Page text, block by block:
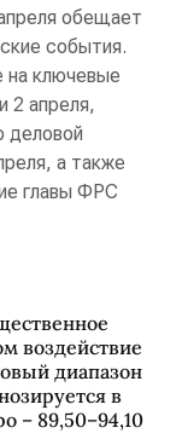
обещает
события.
на ключевые
2 апреля,
деловой
а также
главы ФРС
воздействие
диапазон
в
– 89,50–94,10